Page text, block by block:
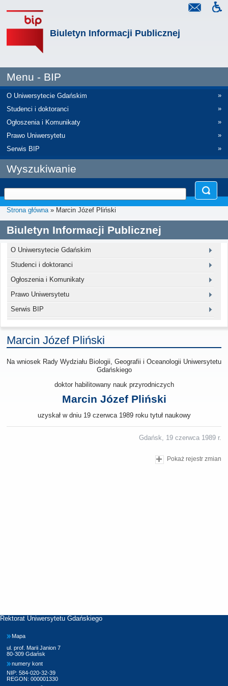
Biuletyn Informacji Publicznej
Menu - BIP
O Uniwersytecie Gdańskim
»
Studenci i doktoranci
»
Ogłoszenia i Komunikaty
»
Prawo Uniwersytetu
»
Serwis BIP
»
Wyszukiwanie
Strona główna» Marcin Józef Pliński
Biuletyn Informacji Publicznej
O Uniwersytecie Gdańskim
Studenci i doktoranci
Ogłoszenia i Komunikaty
Prawo Uniwersytetu
Serwis BIP
Marcin Józef Pliński
Na wniosek Rady Wydziału Biologii, Geografii i Oceanologii Uniwersytetu
Gdańskiego
doktor habilitowany nauk przyrodniczych
Marcin Józef Pliński
uzyskał w dniu 19 czerwca 1989 roku tytuł naukowy
Gdańsk, 19 czerwca 1989 r.
Pokaż rejestr zmian
Rektorat Uniwersytetu Gdańskiego
Mapa
ul. prof. Marii Janion 7
80-309 Gdańsk
numery kont
NIP: 584-020-32-39
REGON: 000001330